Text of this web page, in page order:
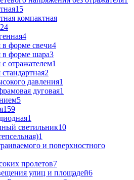
15
компактная
24
4
форме свечи4
в форме шара3
отражателем1
2
давления1
дуговая1
5
159
1
светильник10
1
и поверхностного
пролетов7
улиц и площадей6